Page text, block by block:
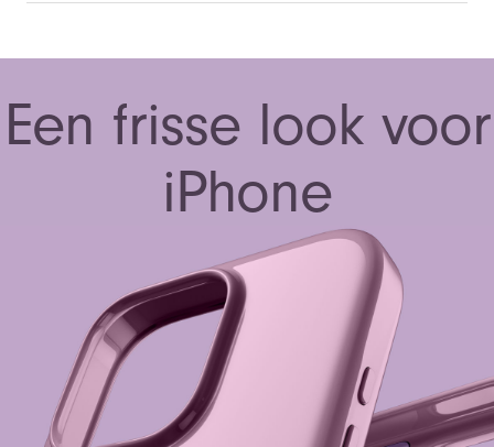
Een frisse look voor
iPhone